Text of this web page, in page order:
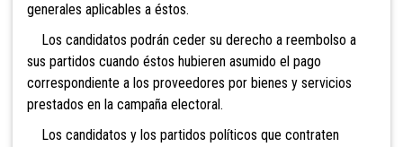
generales aplicables a éstos.
Los candidatos podrán ceder su derecho a reembolso a
sus partidos cuando éstos hubieren asumido el pago
correspondiente a los proveedores por bienes y servicios
prestados en la campaña electoral.
Los candidatos y los partidos políticos que contraten